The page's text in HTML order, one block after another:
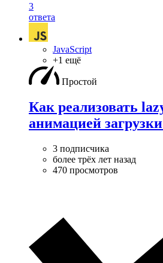
3
ответа
JavaScript
+1 ещё
Простой
Как реализовать
анимацией
3 подписчика
более трёх лет назад
470 просмотров